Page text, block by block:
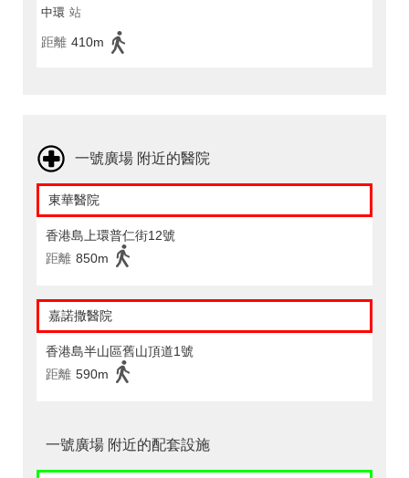
中環 站
距離 410m
一號廣場 附近的醫院
東華醫院
香港島上環普仁街12號
距離 850m
嘉諾撒醫院
香港島半山區舊山頂道1號
距離 590m
一號廣場 附近的配套設施